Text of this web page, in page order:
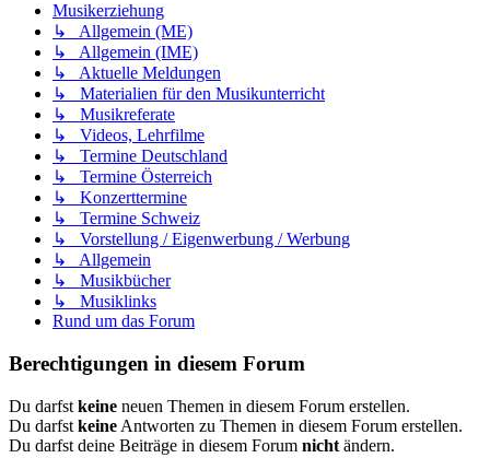
Musikerziehung
↳ Allgemein (ME)
↳ Allgemein (IME)
↳ Aktuelle Meldungen
↳ Materialien für den Musikunterricht
↳ Musikreferate
↳ Videos, Lehrfilme
↳ Termine Deutschland
↳ Termine Österreich
↳ Konzerttermine
↳ Termine Schweiz
↳ Vorstellung / Eigenwerbung / Werbung
↳ Allgemein
↳ Musikbücher
↳ Musiklinks
Rund um das Forum
Berechtigungen in diesem Forum
Du darfst keine neuen Themen in diesem Forum erstellen.
Du darfst keine Antworten zu Themen in diesem Forum erstellen.
Du darfst deine Beiträge in diesem Forum nicht ändern.